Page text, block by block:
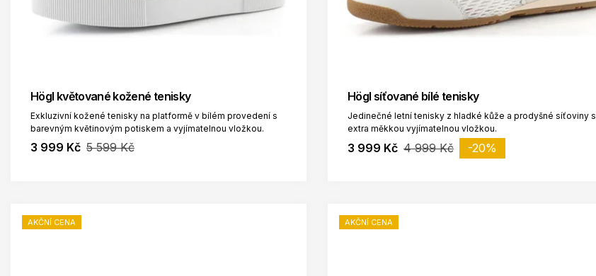
Högl květované kožené tenisky
Exkluzivní kožené tenisky na platformě v bílém provedení s
barevným květinovým potiskem a vyjímatelnou vložkou.
3 999 Kč 5 599 Kč
Högl síťované bílé tenisky
Jedinečné letní tenisky z hladké kůže a prodyšné síťoviny s
extra měkkou vyjímatelnou vložkou.
3 999 Kč 4 999 Kč -20%
AKČNÍ CENA AKČNÍ CENA